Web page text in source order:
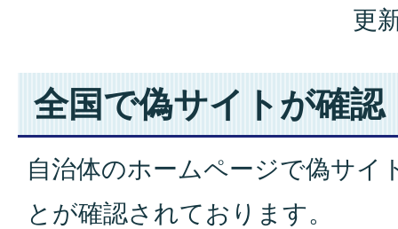
更
全国で偽サイトが確認
自治体のホームページで偽サイ
とが確認されております。